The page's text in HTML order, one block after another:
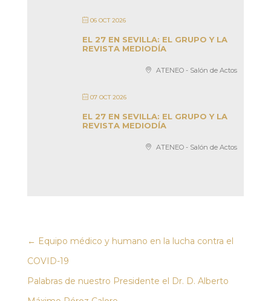
06 OCT 2026
EL 27 EN SEVILLA: EL GRUPO Y LA
REVISTA MEDIODÍA
ATENEO - Salón de Actos
07 OCT 2026
EL 27 EN SEVILLA: EL GRUPO Y LA
REVISTA MEDIODÍA
ATENEO - Salón de Actos
← Equipo médico y humano en la lucha contra el
COVID-19
Palabras de nuestro Presidente el Dr. D. Alberto